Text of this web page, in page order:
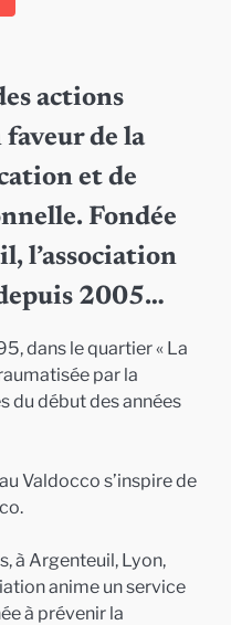
actions
faveur de la
et de
Fondée
l’association
2005…
dans le quartier « La
par la
du début des années
Valdocco s’inspire de
à Argenteuil, Lyon,
anime un service
à prévenir la